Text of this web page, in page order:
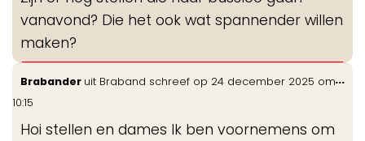
vanavond? Die het ook wat spannender willen
maken?
Brabander uit Braband schreef op 24 december 2025 om
10:15
Hoi stellen en dames Ik ben voornemens om
...